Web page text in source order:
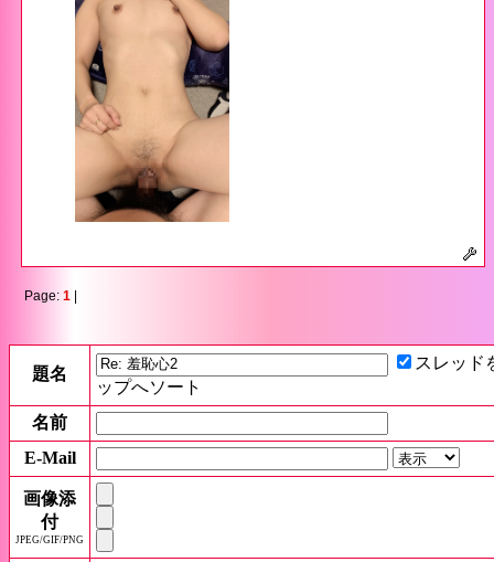
Page:1
題名
スレッド
ップへソート
名前
E-Mail
画像添
付
JPEG/GIF/PNG